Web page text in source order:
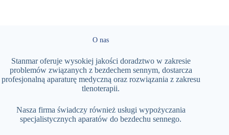
O nas
Stanmar oferuje wysokiej jakości doradztwo w zakresie
problemów związanych z bezdechem sennym, dostarcza
profesjonalną aparaturę medyczną oraz rozwiązania z zakresu
tlenoterapii.
Nasza firma świadczy również usługi wypożyczania
specjalistycznych aparatów do bezdechu sennego.